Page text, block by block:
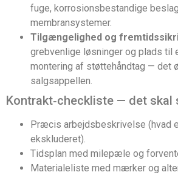
fuge, korrosionsbestandige
membransystemer.
Tilgængelighed og
grebvenlige løsninger og plads til
montering af støttehåndtag — det
salgsappellen.
Kontrakt‑checkliste — det
Præcis arbejdsbeskrivelse (hvad
ekskluderet).
Tidsplan med milepæle og
Materialeliste med mærker og